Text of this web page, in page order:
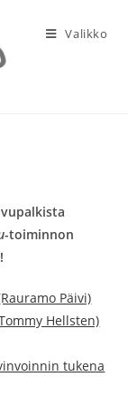
Valikko
-toiminnon
Päivi)
Hellsten)
tukena